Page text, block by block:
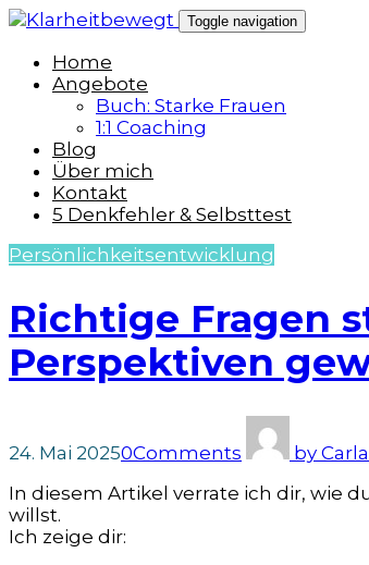
Skip
content
Toggle navigation
Home
Angebote
Buch: Starke Frauen
1:1 Coaching
Blog
Über mich
Kontakt
5 Denkfehler & Selbsttest
Persönlichkeitsentwicklung
Richtige Fragen
Perspektiven
24. Mai 20250Comments by
In diesem Artikel verrate ich dir, wie
willst.
Ich zeige dir: